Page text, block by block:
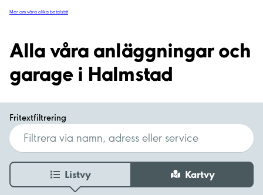
Mer om våra olika betalsätt
Alla våra anläggningar och
garage i Halmstad
Fritextfiltrering
Listvy Kartvy